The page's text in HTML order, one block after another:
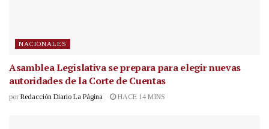
NACIONALES
Asamblea Legislativa se prepara para elegir nuevas
autoridades de la Corte de Cuentas
por Redacción Diario La Página HACE 14 MINS